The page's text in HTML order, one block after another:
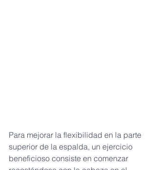
Para mejorar la flexibilidad en la parte
superior de la espalda, un ejercicio
beneficioso consiste en comenzar